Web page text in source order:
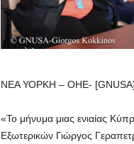
ΝΕΑ ΥΟΡΚΗ – ΟΗΕ- [GNUSA]
«Το μήνυμα μιας ενιαίας
Εξωτερικών Γιώργος